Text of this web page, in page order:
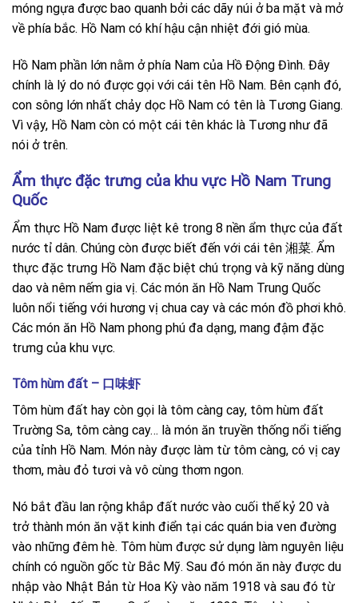
móng ngựa được bao quanh bởi các dãy núi ở ba mặt và mở
về phía bắc. Hồ Nam có khí hậu cận nhiệt đới gió mùa.
Hồ Nam phần lớn nằm ở phía Nam của Hồ Động Đình. Đây
chính là lý do nó được gọi với cái tên Hồ Nam. Bên cạnh đó,
con sông lớn nhất chảy dọc Hồ Nam có tên là Tương Giang.
Vì vậy, Hồ Nam còn có một cái tên khác là Tương như đã
nói ở trên.
Ẩm thực đặc trưng của khu vực Hồ Nam Trung
Quốc
Ẩm thực Hồ Nam được liệt kê trong 8 nền ẩm thực của đất
nước tỉ dân. Chúng còn được biết đến với cái tên 湘菜. Ẩm
thực đặc trưng Hồ Nam đặc biệt chú trọng và kỹ năng dùng
dao và nêm nếm gia vị. Các món ăn Hồ Nam Trung Quốc
luôn nổi tiếng với hương vị chua cay và các món đồ phơi khô.
Các món ăn Hồ Nam phong phú đa dạng, mang đậm đặc
trưng của khu vực.
Tôm hùm đất – 口味虾
Tôm hùm đất hay còn gọi là tôm càng cay, tôm hùm đất
Trường Sa, tôm càng cay… là món ăn truyền thống nổi tiếng
của tỉnh Hồ Nam. Món này được làm từ tôm càng, có vị cay
thơm, màu đỏ tươi và vô cùng thơm ngon.
Nó bắt đầu lan rộng khắp đất nước vào cuối thế kỷ 20 và
trở thành món ăn vặt kinh điển tại các quán bia ven đường
vào những đêm hè. Tôm hùm được sử dụng làm nguyên liệu
chính có nguồn gốc từ Bắc Mỹ. Sau đó món ăn này được du
nhập vào Nhật Bản từ Hoa Kỳ vào năm 1918 và sau đó từ